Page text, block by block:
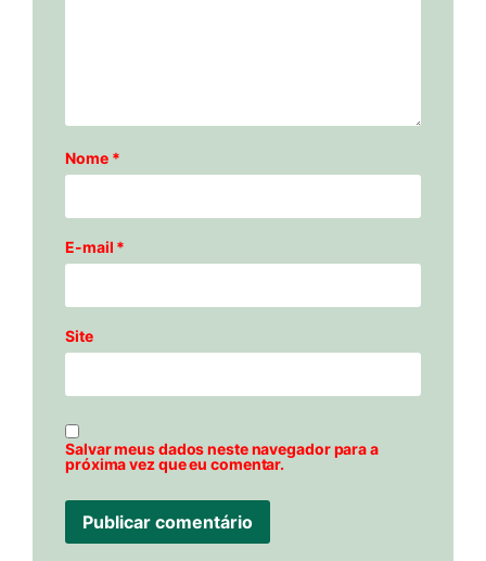
Nome *
E-mail *
Site
Salvar meus dados neste navegador para a
próxima vez que eu comentar.